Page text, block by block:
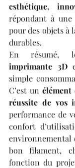
esthétique,
répondant à une
pour des objets à
durables.
En résumé,
imprimante 3D
simple
C’est un élément
réussite de vos
performance de
confort
environnemental
bon filament,
fonction du